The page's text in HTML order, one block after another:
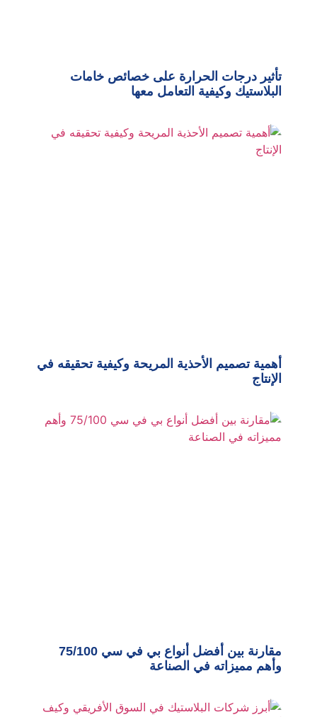
تأثير درجات الحرارة على خصائص خامات
البلاستيك وكيفية التعامل معها
أهمية تصميم الأحذية المريحة وكيفية تحقيقه في
الإنتاج
مقارنة بين أفضل أنواع بي في سي 75/100
وأهم مميزاته في الصناعة